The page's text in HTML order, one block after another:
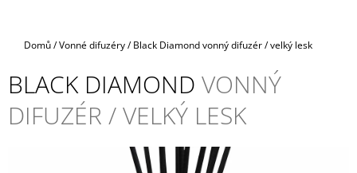
Domů/Vonné difuzéry/ Black Diamondvonný difuzér / velký lesk
BLACK DIAMOND VONNÝ
DIFUZÉR / VELKÝ LESK
T
E
B
U